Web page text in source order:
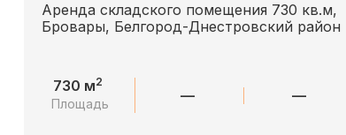
Аренда складского помещения 730 кв.м,
Бровары, Белгород-Днестровский район
730 м2
Площадь — —